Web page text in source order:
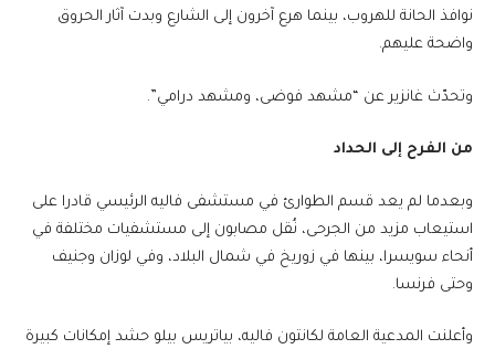
نوافذ الحانة للهروب، بينما هرع آخرون إلى الشارع وبدت آثار الحروق
واضحة عليهم.
وتحدّث غانزير عن “مشهد فوضى، ومشهد درامي”.
من الفرح إلى الحداد
وبعدما لم يعد قسم الطوارئ في مستشفى فاليه الرئيسي قادرا على
استيعاب مزيد من الجرحى، نُقل مصابون إلى مستشفيات مختلفة في
أنحاء سويسرا، بينها في زوريخ في شمال البلاد، وفي لوزان وجنيف
وحتى فرنسا.
وأعلنت المدعية العامة لكانتون فاليه، بياتريس بيلو حشد إمكانات كبيرة